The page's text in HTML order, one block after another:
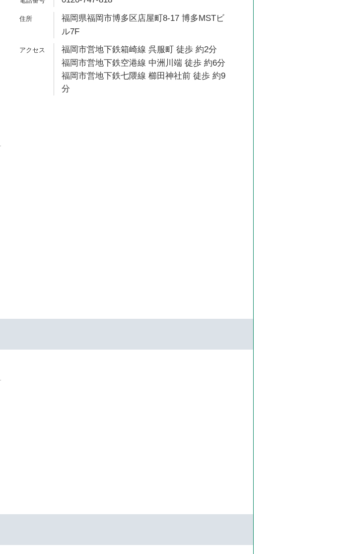
福岡県福岡市博多区店屋町8-17 博多MSTビ
ル7F
福岡市営地下鉄箱崎線 呉服町 徒歩 約2分
福岡市営地下鉄空港線 中洲川端 徒歩 約6分
福岡市営地下鉄七隈線 櫛田神社前 徒歩 約9
分